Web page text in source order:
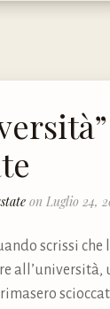
on Luglio 24,
scrissi che
all’università,